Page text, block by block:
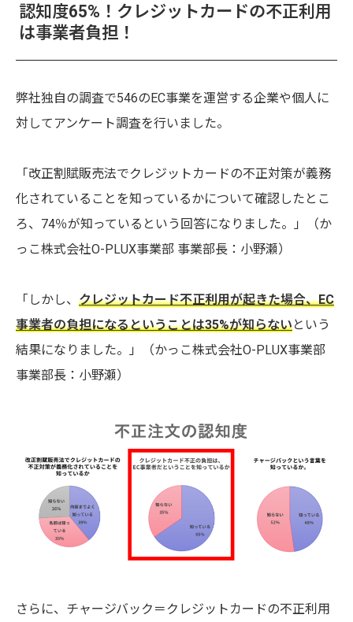
認知度65%！クレジットカードの不正利用
は事業者負担！
弊社独自の調査で546のEC事業を運営する企業や個人に
対してアンケート調査を行いました。
「改正割賦販売法でクレジットカードの不正対策が義務
化されていることを知っているかについて確認したとこ
ろ、 74％が知っているという回答になりました。」（か
っこ株式会社O-PLUX事業部 事業部長：小野瀬）
「しかし、 クレジットカード不正利用が起きた場合、EC
事業者の負担になるということは35%が知らないという
結果になりました。」（かっこ株式会社O-PLUX事業部
事業部長：小野瀬）
さらに、チャージバック＝クレジットカードの不正利用